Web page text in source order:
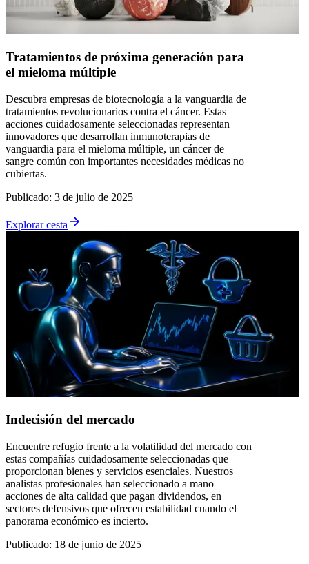
Tratamientos de próxima generación para
el mieloma múltiple
Descubra empresas de biotecnología a la vanguardia de
tratamientos revolucionarios contra el cáncer. Estas
acciones cuidadosamente seleccionadas representan
innovadores que desarrollan inmunoterapias de
vanguardia para el mieloma múltiple, un cáncer de
sangre común con importantes necesidades médicas no
cubiertas.
Publicado: 3 de julio de 2025
Explorar cesta
Indecisión del mercado
Encuentre refugio frente a la volatilidad del mercado con
estas compañías cuidadosamente seleccionadas que
proporcionan bienes y servicios esenciales. Nuestros
analistas profesionales han seleccionado a mano
acciones de alta calidad que pagan dividendos, en
sectores defensivos que ofrecen estabilidad cuando el
panorama económico es incierto.
Publicado: 18 de junio de 2025